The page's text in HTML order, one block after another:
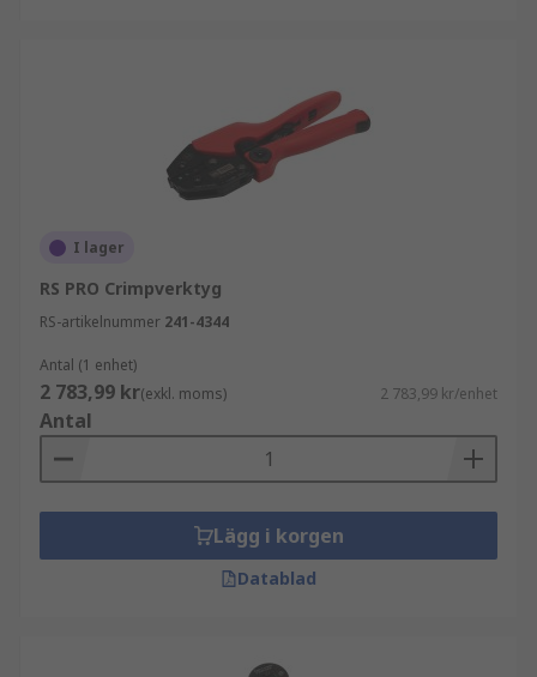
I lager
RS PRO Crimpverktyg
RS-artikelnummer 241-4344
Antal (1 enhet)
2 783,99 kr(exkl. moms) 2 783,99 kr/enhet
Antal
Lägg i korgen
Datablad